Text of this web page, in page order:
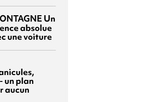
Un
absolue
une voiture
un plan
aucun